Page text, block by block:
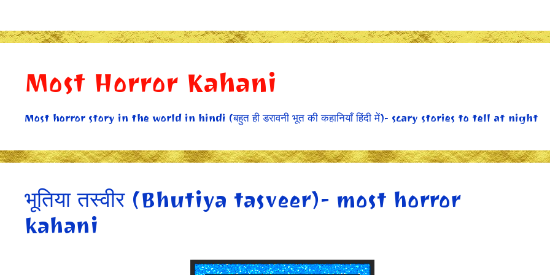
content
Most Horror Kahani
Most horror story in the world in hindi (बहुत ही डरावनी भूत की कहानियाँ हिंदी में)- scary stories to tell at night
भूतिया तस्वीर (Bhutiya tasveer)- most horror
kahani